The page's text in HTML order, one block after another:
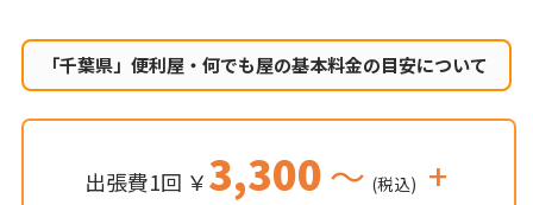
「千葉県」便利屋・何でも屋の基本料金の目安について
出張費1回 ￥3,300～ (税込) +